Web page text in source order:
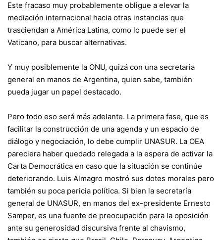
Este fracaso muy probablemente obligue a elevar la
mediación internacional hacia otras instancias que
trasciendan a América Latina, como lo puede ser el
Vaticano, para buscar alternativas.
Y muy posiblemente la ONU, quizá con una secretaria
general en manos de Argentina, quien sabe, también
pueda jugar un papel destacado.
Pero todo eso será más adelante. La primera fase, que es
facilitar la construcción de una agenda y un espacio de
diálogo y negociación, lo debe cumplir UNASUR. La OEA
pareciera haber quedado relegada a la espera de activar la
Carta Democrática en caso que la situación se continúe
deteriorando. Luis Almagro mostró sus dotes morales pero
también su poca pericia política. Si bien la secretaría
general de UNASUR, en manos del ex-presidente Ernesto
Samper, es una fuente de preocupación para la oposición
ante su generosidad discursiva frente al chavismo,